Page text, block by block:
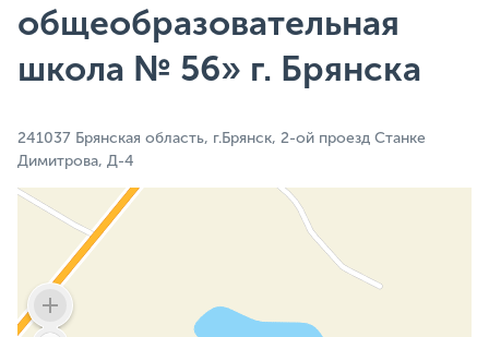
общеобразовательная
школа № 56» г. Брянска
241037 Брянская область, г.Брянск, 2-ой проезд Станке
Димитрова, Д-4